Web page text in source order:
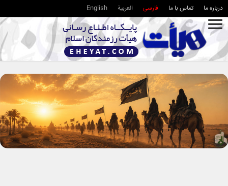
درباره ما تماس با ما فارسی العربية English